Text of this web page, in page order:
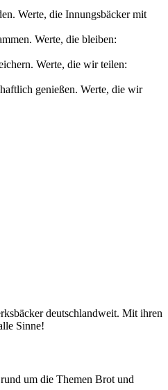
Werte, die Innungsbäcker mit
Werte, die bleiben:
Werte, die wir teilen:
genießen. Werte, die wir
deutschlandweit. Mit ihren
Sinne!
um die Themen Brot und